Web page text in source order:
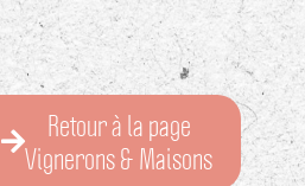
Retour à la page
Vignerons & Maisons